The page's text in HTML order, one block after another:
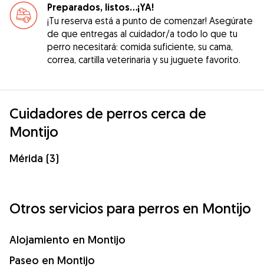
Preparados, listos...¡YA!
¡Tu reserva está a punto de comenzar! Asegúrate
de que entregas al cuidador/a todo lo que tu
perro necesitará: comida suficiente, su cama,
correa, cartilla veterinaria y su juguete favorito.
Cuidadores de perros cerca de
Montijo
Mérida (3)
Otros servicios para perros en Montijo
Alojamiento en Montijo
Paseo en Montijo